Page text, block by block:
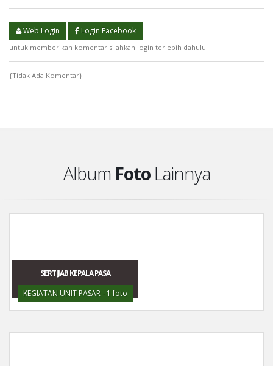
Web Login Login Facebook
untuk memberikan komentar silahkan login terlebih dahulu.
{Tidak Ada Komentar}
Album FotoLainnya
SERTIJAB KEPALA PASA
KEGIATAN UNIT PASAR - 1 foto